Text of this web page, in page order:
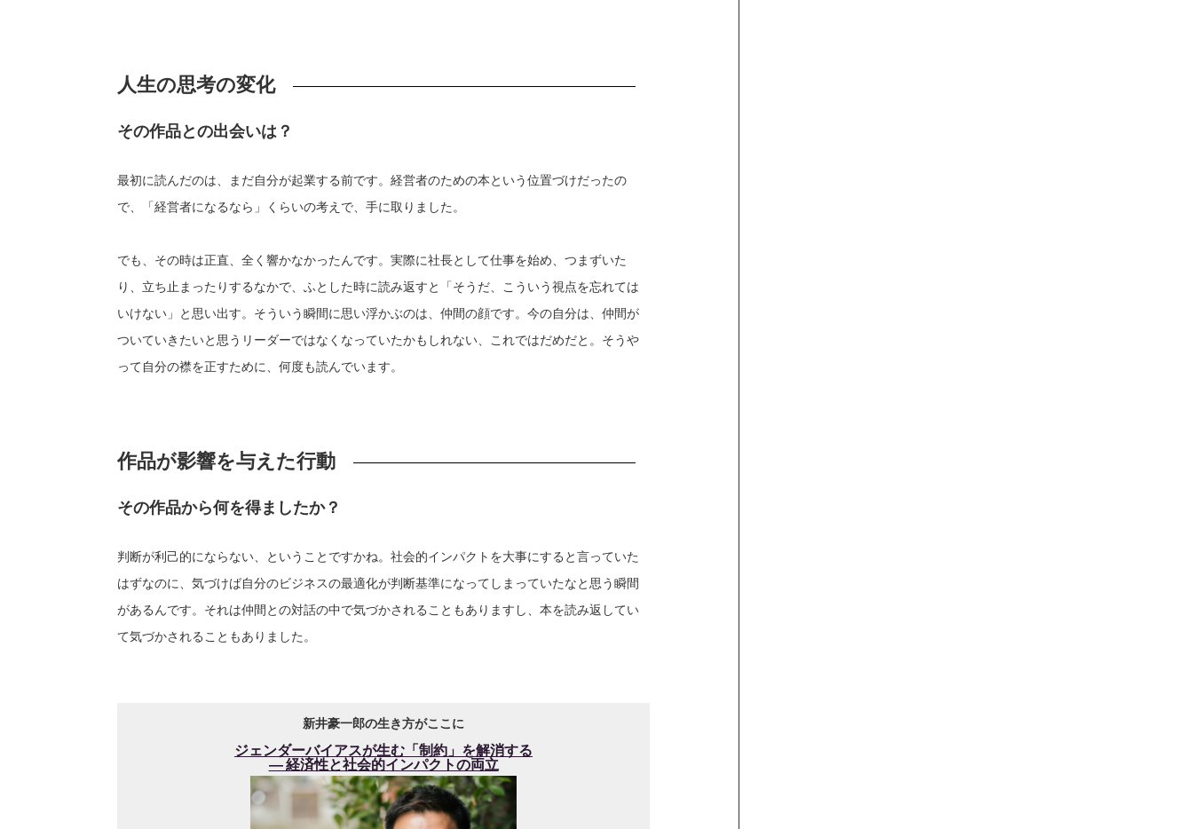
人生の思考の変化
その作品との出会いは？
最初に読んだのは、まだ自分が起業する前です。経営者のための本という位置づけだったの
で、「経営者になるなら」くらいの考えで、手に取りました。
でも、その時は正直、全く響かなかったんです。実際に社長として仕事を始め、つまずいた
り、立ち止まったりするなかで、ふとした時に読み返すと「そうだ、こういう視点を忘れては
いけない」と思い出す。そういう瞬間に思い浮かぶのは、仲間の顔です。今の自分は、仲間が
ついていきたいと思うリーダーではなくなっていたかもしれない、これではだめだと。そうや
って自分の襟を正すために、何度も読んでいます。
作品が影響を与えた行動
その作品から何を得ましたか？
判断が利己的にならない、ということですかね。社会的インパクトを大事にすると言っていた
はずなのに、気づけば自分のビジネスの最適化が判断基準になってしまっていたなと思う瞬間
があるんです。それは仲間との対話の中で気づかされることもありますし、本を読み返してい
て気づかされることもありました。
新井豪一郎の生き方がここに
ジェンダーバイアスが生む「制約」を解消する
― 経済性と社会的インパクトの両立